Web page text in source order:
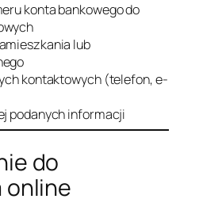
konta bankowego do
lub
kontaktowych (telefon, e-
podanych informacji
do
online